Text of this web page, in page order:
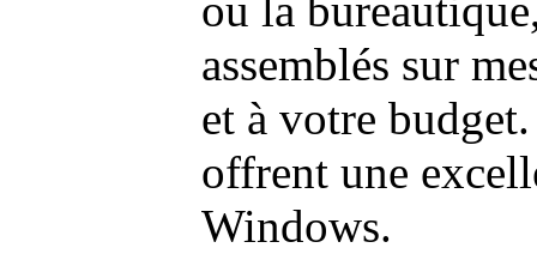
ou la
assemblés sur
et à votre
offrent une
Windows.